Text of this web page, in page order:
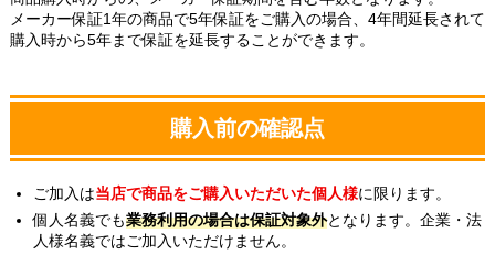
メーカー保証1年の商品で5年保証をご購入の場合、4年間延長されて
購入時から5年まで保証を延長することができます。
購入前の確認点
ご加入は当店で商品をご購入いただいた個人様に限ります。
個人名義でも業務利用の場合は保証対象外となります。企業・法
人様名義ではご加入いただけません。